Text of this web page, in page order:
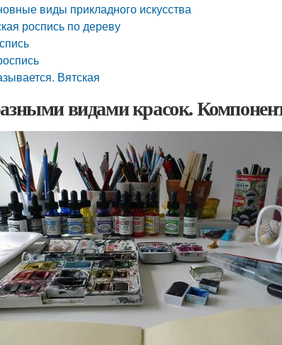
виды прикладного искусства
роспись по дереву
Вятская
видами красок.